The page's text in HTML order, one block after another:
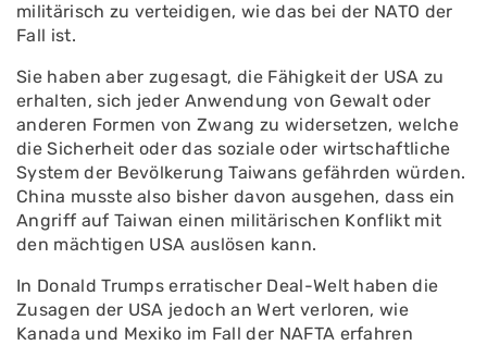
militärisch zu verteidigen, wie das bei der NATO der
Fall ist.
Sie haben aber zugesagt, die Fähigkeit der USA zu
erhalten, sich jeder Anwendung von Gewalt oder
anderen Formen von Zwang zu widersetzen, welche
die Sicherheit oder das soziale oder wirtschaftliche
System der Bevölkerung Taiwans gefährden würden.
China musste also bisher davon ausgehen, dass ein
Angriff auf Taiwan einen militärischen Konflikt mit
den mächtigen USA auslösen kann.
In Donald Trumps erratischer Deal-Welt haben die
Zusagen der USA jedoch an Wert verloren, wie
Kanada und Mexiko im Fall der NAFTA erfahren